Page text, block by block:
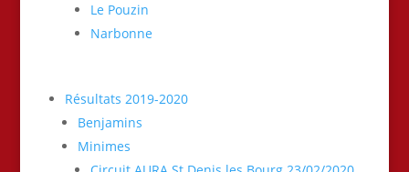
Le Pouzin
Narbonne
Résultats 2019-2020
Benjamins
Minimes